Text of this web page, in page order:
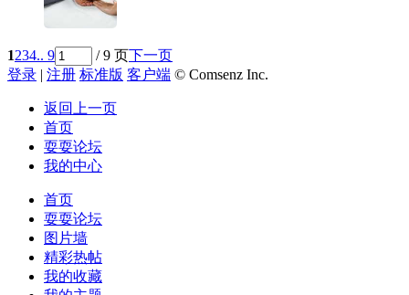
1234.. 9 / 9 页下一页
登录 | 注册 标准版 客户端 © Comsenz Inc.
返回上一页
首页
耍耍论坛
我的中心
首页
耍耍论坛
图片墙
精彩热帖
我的收藏